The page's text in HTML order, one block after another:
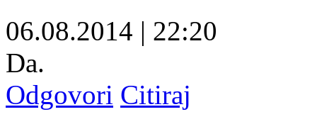
06.08.2014 | 22:20
Da.
Odgovori Citiraj